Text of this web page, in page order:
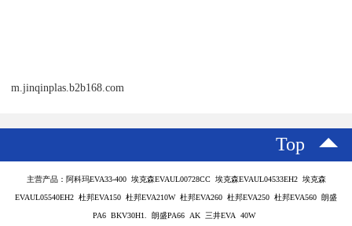
m.jinqinplas.b2b168.com
Top
主营产品：阿科玛EVA33-400 埃克森EVAUL00728CC 埃克森EVAUL04533EH2 埃克森
EVAUL05540EH2 杜邦EVA150 杜邦EVA210W 杜邦EVA260 杜邦EVA250 杜邦EVA560 朗盛
PA6 BKV30H1. 朗盛PA66 AK 三井EVA 40W